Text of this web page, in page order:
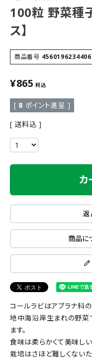
100粒 野菜種
ス】
商品番号 4560196234406
¥865 税込
[ 8 ポイント進呈 ]
送料込
カ
返
商品に
コールラビはアブラナ科
地中海沿岸生まれの野菜
ます。
食味は柔らかくて美味しい
栽培はさほど難しくない